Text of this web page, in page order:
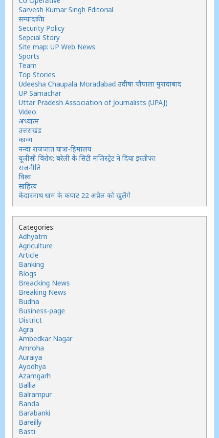
Sarvesh Kumar Singh Editorial
सम्पादकीय
Security Policy
Sepcial Story
Site map: UP Web News
Sports
Team
Top Stories
Udeesha Chaupala Moradabad उदीषा चौपाला मुरादाबाद
UP Samachar
Uttar Pradesh Association of Journalists (UPAJ)
Video
अध्यात्म
उत्तराखंड
काव्य
नन्दा राजजात यात्रा-हिमालय
यूजीसी विरोध: बरेली के सिटी मजिस्ट्रेट ने दिया इस्तीफा
राजनीति
विश्व
साहित्य
केदारनाथ धाम के कपाट 22 अप्रैल को खुलेंगे
Categories:
Adhyatm
Agriculture
Article
Banking
Blogs
Breacking News
Breaking News
Budha
Business-page
District
Agra
Ambedkar Nagar
Amroha
Auraiya
Ayodhya
Azamgarh
Ballia
Balrampur
Banda
Barabanki
Bareilly
Basti